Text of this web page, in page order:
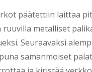
päätettiin laittaa
metalliset
Seuraavaksi
samanmoiset